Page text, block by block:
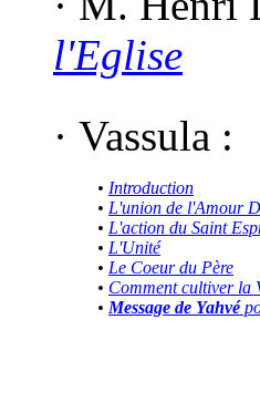
l'Eglise
· Vassula :
• Introduction
• L'union de l'Amour
• L'action du Saint
• L'Unité
• Le Coeur du Père
• Comment cultiver la
• Message de Yahvé